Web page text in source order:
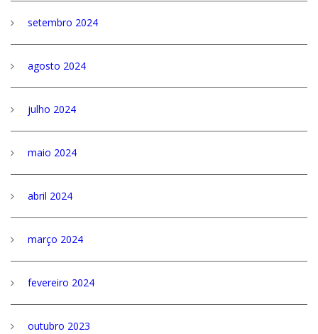
setembro 2024
agosto 2024
julho 2024
maio 2024
abril 2024
março 2024
fevereiro 2024
outubro 2023